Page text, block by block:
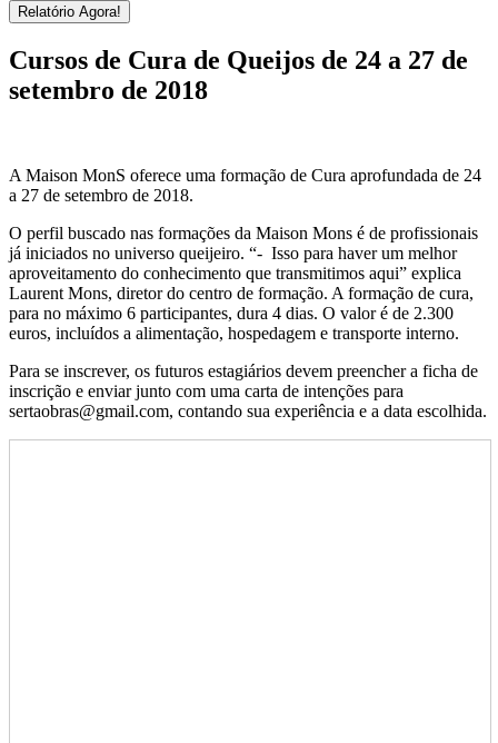
Relatório Agora!
Cursos de Cura de Queijos de 24 a 27 de
setembro de 2018
A Maison MonS oferece uma formação de Cura aprofundada de 24
a 27 de setembro de 2018.
O perfil buscado nas formações da Maison Mons é de profissionais
já iniciados no universo queijeiro. “- Isso para haver um melhor
aproveitamento do conhecimento que transmitimos aqui” explica
Laurent Mons, diretor do centro de formação. A formação de cura,
para no máximo 6 participantes, dura 4 dias. O valor é de 2.300
euros, incluídos a alimentação, hospedagem e transporte interno.
Para se inscrever, os futuros estagiários devem preencher a ficha de
inscrição e enviar junto com uma carta de intenções para
sertaobras@gmail.com, contando sua experiência e a data escolhida.